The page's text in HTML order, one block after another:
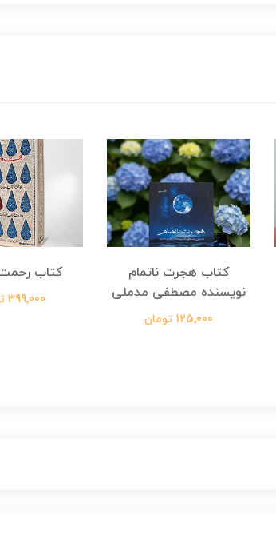
کتاب هجرت ناتمام
نویسنده مصطفی مدملی
125,000 تومان
کتاب
399,000 تومان